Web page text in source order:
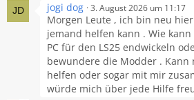
Wir suchen Mitspieler für ein RP
AUTFirefighter37
LS25
Schlüter Super 950-1500 1967-
Schlueter Union
jogi dog 3. August 2026 um 11:17
Morgen Leute , ich bin neu
jemand helfen kann . Wie
PC für den LS25 endwickeln
bewundere die Modder . Kann
helfen oder sogar mit mir
würde mich über jede Hilfe